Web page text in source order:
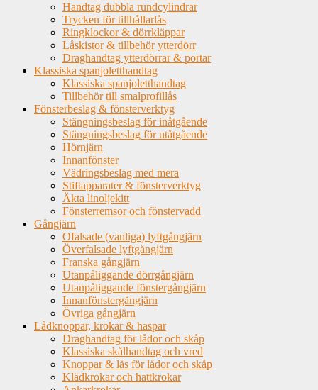
Handtag dubbla rundcylindrar
Trycken för tillhållarlås
Ringklockor & dörrkläppar
Låskistor & tillbehör ytterdörr
Draghandtag ytterdörrar & portar
Klassiska spanjoletthandtag
Klassiska spanjoletthandtag
Tillbehör till smalprofillås
Fönsterbeslag & fönsterverktyg
Stängningsbeslag för inåtgående
Stängningsbeslag för utåtgående
Hörnjärn
Innanfönster
Vädringsbeslag med mera
Stiftapparater & fönsterverktyg
Äkta linoljekitt
Fönsterremsor och fönstervadd
Gångjärn
Ofalsade (vanliga) lyftgångjärn
Överfalsade lyftgångjärn
Franska gångjärn
Utanpåliggande dörrgångjärn
Utanpåliggande fönstergångjärn
Innanfönstergångjärn
Övriga gångjärn
Lådknoppar, krokar & haspar
Draghandtag för lådor och skåp
Klassiska skålhandtag och vred
Knoppar & lås för lådor och skåp
Klädkrokar och hattkrokar